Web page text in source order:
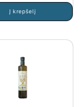
Į krepšelį